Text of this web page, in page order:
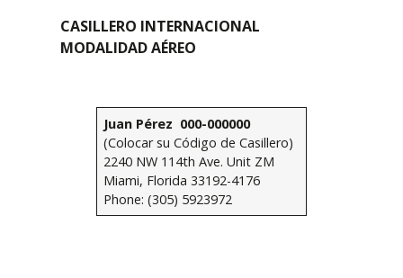
CASILLERO INTERNACIONAL
MODALIDAD AÉREO
Juan Pérez 000-000000
(Colocar su Código de Casillero)
2240 NW 114th Ave. Unit ZM
Miami, Florida 33192-4176
Phone: (305) 5923972